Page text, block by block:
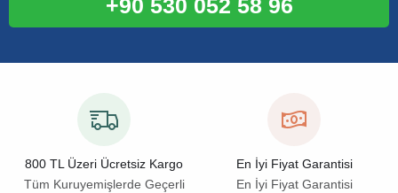
+90 530 052 58 96
800 TL Üzeri Ücretsiz Kargo
Tüm Kuruyemişlerde Geçerli
En İyi Fiyat Garantisi
En İyi Fiyat Garantisi